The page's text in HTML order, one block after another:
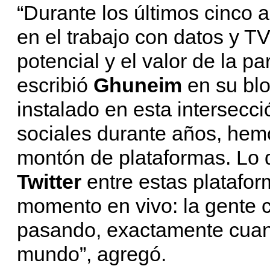
“Durante los últimos cinco
en el trabajo con datos y
potencial y el valor de la
escribió Ghuneim en su
instalado en esta
sociales durante años,
montón de plataformas.
Twitter entre estas
momento en vivo: la gente
pasando, exactamente
mundo”, agregó.